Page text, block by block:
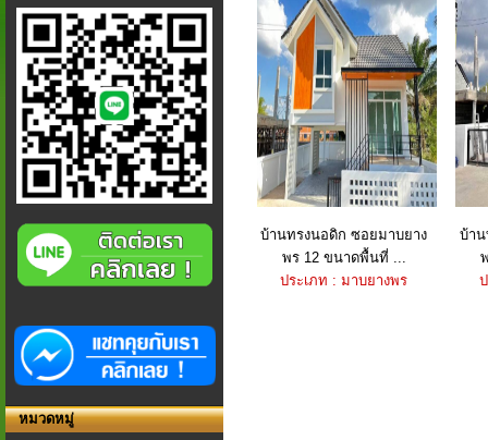
หมวดหมู่
บ้านทรงนอดิก ซอยมาบยาง
พร 12 ขนาดพื้นที่ ...
ประเภท : มาบยางพร
บ้า